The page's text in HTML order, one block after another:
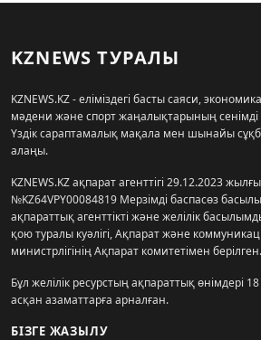
KZNEWS ТУРАЛЫ
KZNEWS.KZ - еліміздегі басты саяси,
мәдени және спорт жаңалықтарының сенімді
Үздік сараптамалық мақала мен шынайы
алаңы.
KZNEWS.KZ ақпарат агенттігі 29.12.2023 жылғы
№KZ64VPY00084819 Мерзімді баспасөз
ақпараттық агенттікті және желілік
қою туралы куәлігі, Ақпарат және
министрлігінің Ақпарат комитетімен берілген.
Бұл желілік ресурстың ақпараттық өнімдері
асқан азаматтарға арналған.
БІЗГЕ ЖАЗЫЛУ